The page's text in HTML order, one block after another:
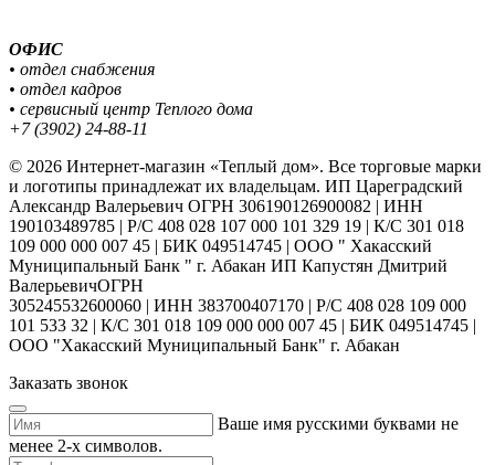
ОФИС
• отдел снабжения
• отдел кадров
• сервисный центр Теплого дома
+7 (3902) 24-88-11
© 2026 Интернет-магазин «Теплый дом». Все торговые марки
и логотипы принадлежат их владельцам. ИП Цареградский
Александр Валерьевич ОГРН 306190126900082 | ИНН
190103489785 | Р/С 408 028 107 000 101 329 19 | К/С 301 018
109 000 000 007 45 | БИК 049514745 | ООО " Хакасский
Муниципальный Банк " г. Абакан ИП Капустян Дмитрий
ВалерьевичОГРН
305245532600060 | ИНН 383700407170 | Р/С 408 028 109 000
101 533 32 | К/С 301 018 109 000 000 007 45 | БИК 049514745 |
ООО "Хакасский Муниципальный Банк" г. Абакан
Заказать звонок
Ваше имя русскими буквами не
менее 2-х символов.